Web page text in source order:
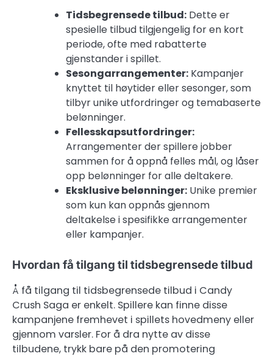
Tidsbegrensede tilbud: Dette er
spesielle tilbud tilgjengelig for en kort
periode, ofte med rabatterte
gjenstander i spillet.
Sesongarrangementer: Kampanjer
knyttet til høytider eller sesonger, som
tilbyr unike utfordringer og temabaserte
belønninger.
Fellesskapsutfordringer:
Arrangementer der spillere jobber
sammen for å oppnå felles mål, og låser
opp belønninger for alle deltakere.
Eksklusive belønninger: Unike premier
som kun kan oppnås gjennom
deltakelse i spesifikke arrangementer
eller kampanjer.
Hvordan få tilgang til tidsbegrensede tilbud
Å få tilgang til tidsbegrensede tilbud i Candy
Crush Saga er enkelt. Spillere kan finne disse
kampanjene fremhevet i spillets hovedmeny eller
gjennom varsler. For å dra nytte av disse
tilbudene, trykk bare på den promotering